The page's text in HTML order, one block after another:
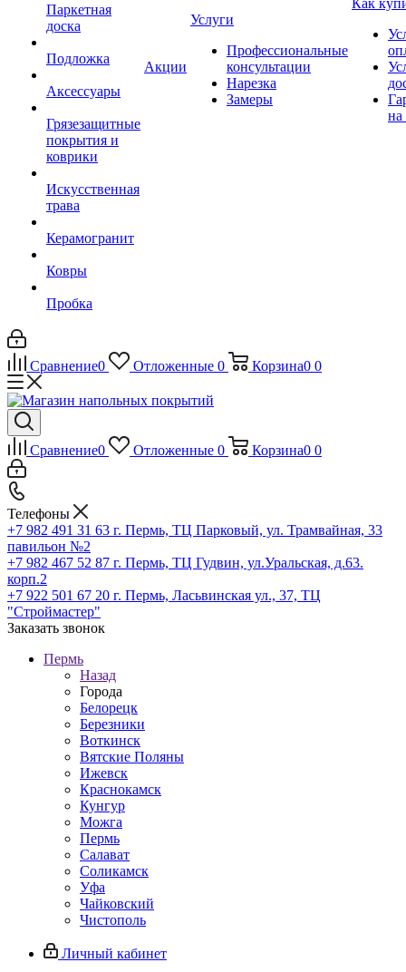
Паркетная
доска
Подложка
Аксессуары
Грязезащитные
покрытия и
коврики
Искусственная
трава
Керамогранит
Ковры
Пробка
Акции
Услуги
Профессиональные
консультации
Нарезка
Замеры
Как
на
Сравнение0 Отложенные 0 Корзина0 0
Сравнение0 Отложенные 0 Корзина0 0
Телефоны
+7 982 491 31 63 г. Пермь, ТЦ Парковый, ул. Трамвайная, 33
павильон №2
+7 982 467 52 87 г. Пермь, ТЦ Гудвин, ул.Уральская, д.63.
корп.2
+7 922 501 67 20 г. Пермь, Ласьвинская ул., 37, ТЦ
"Строймастер"
Заказать звонок
Пермь
Назад
Города
Белорецк
Березники
Воткинск
Вятские Поляны
Ижевск
Краснокамск
Кунгур
Можга
Пермь
Салават
Соликамск
Уфа
Чайковский
Чистополь
Личный кабинет